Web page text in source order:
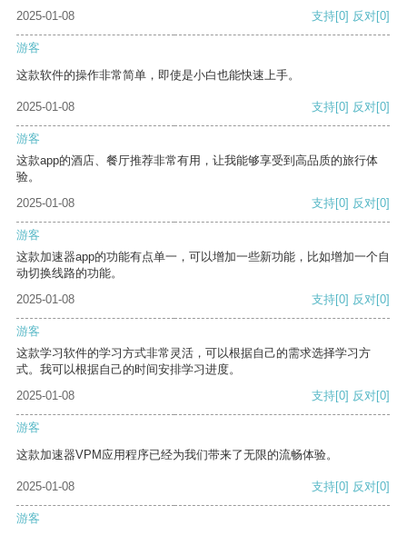
2025-01-08
支持[0] 反对[0]
游客
这款软件的操作非常简单，即使是小白也能快速上手。
2025-01-08 支持[0] 反对[0]
游客
这款app的酒店、餐厅推荐非常有用，让我能够享受到高品质的旅行体
验。
2025-01-08
支持[0] 反对[0]
游客
这款加速器app的功能有点单一，可以增加一些新功能，比如增加一个自
动切换线路的功能。
2025-01-08
支持[0] 反对[0]
游客
这款学习软件的学习方式非常灵活，可以根据自己的需求选择学习方
式。我可以根据自己的时间安排学习进度。
2025-01-08
支持[0] 反对[0]
游客
这款加速器VPM应用程序已经为我们带来了无限的流畅体验。
2025-01-08 支持[0] 反对[0]
游客